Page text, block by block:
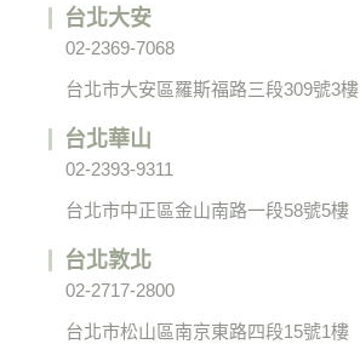
台北大安
02-2369-7068
台北市大安區羅斯福路三段309號3樓
台北華山
02-2393-9311
台北市中正區金山南路一段58號5樓
台北敦北
02-2717-2800
台北市松山區南京東路四段15號1樓